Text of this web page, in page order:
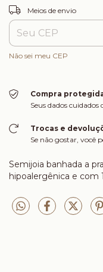
Entregas para o CEP:
Meios de envio
Não sei meu CEP
Compra
Seus dados
Trocas e
Se não gostar, você
Semijoia banhada a
hipoalergênica e com